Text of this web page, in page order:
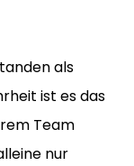
als
ist es das
Team
nur